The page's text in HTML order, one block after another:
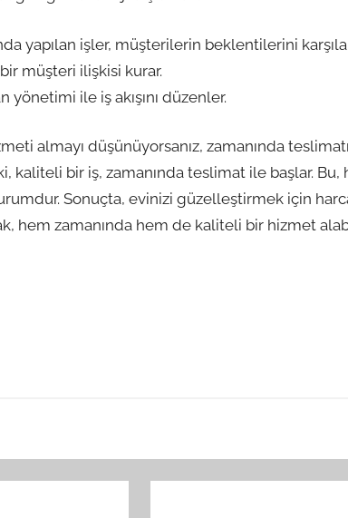
yapılan işler, müşterilerin beklentilerini
müşteri ilişkisi kurar.
yönetimi ile iş akışını düzenler.
almayı düşünüyorsanız, zamanında
kaliteli bir iş, zamanında teslimat ile başlar.
Sonuçta, evinizi güzelleştirmek için
hem zamanında hem de kaliteli bir hizmet